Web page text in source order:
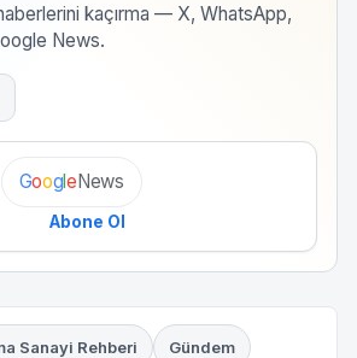
kaçırma — X, WhatsApp,
News.
GoogleNews
Abone Ol
Sanayi Rehberi Gündem